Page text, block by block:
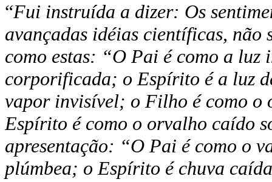
“Fui instruída a dizer: Os
avançadas idéias científicas, não
como estas: “O Pai é como a
corporificada; o Espírito é a luz
vapor invisível; o Filho é como o
Espírito é como o orvalho caído
apresentação: “O Pai é como o
plúmbea; o Espírito é chuva